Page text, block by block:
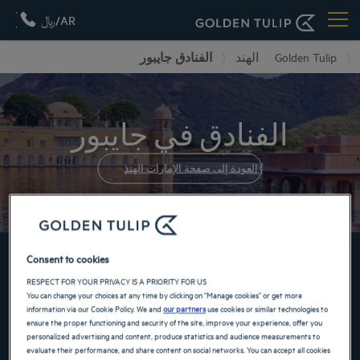
AR/﷼
Golden Tulip الهند الفنادق جايبور
الفنادق في جايبور
العودة إلى صفحة الإمارات الهند
احجز الآن في فنادقنا GOLDEN TULIPConsent to cookies
RESPECT FOR YOUR PRIVACY IS A PRIORITY FOR US
You can change your choices at any time by clicking on "Manage cookies" or get more
information via our Cookie Policy. We andour partnersuse cookies or similar technologies to
ensure the proper functioning and security of the site, improve your experience, offer you
personalized advertising and content, produce statistics and audience measurements to
evaluate their performance, and share content on social networks. You can accept all cookies